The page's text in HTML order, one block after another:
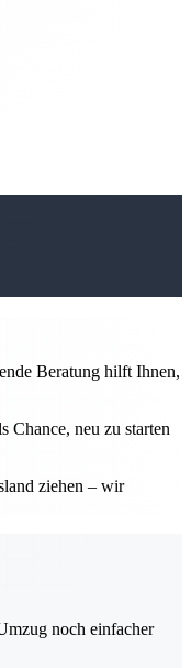
Beratung hilft Ihnen,
Chance, neu zu starten
ziehen – wir
noch einfacher